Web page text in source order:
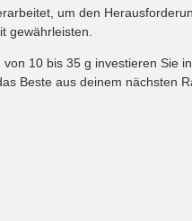
um den
gewährleisten.
10 bis 35 g investieren Sie
Beste aus deinem nächsten